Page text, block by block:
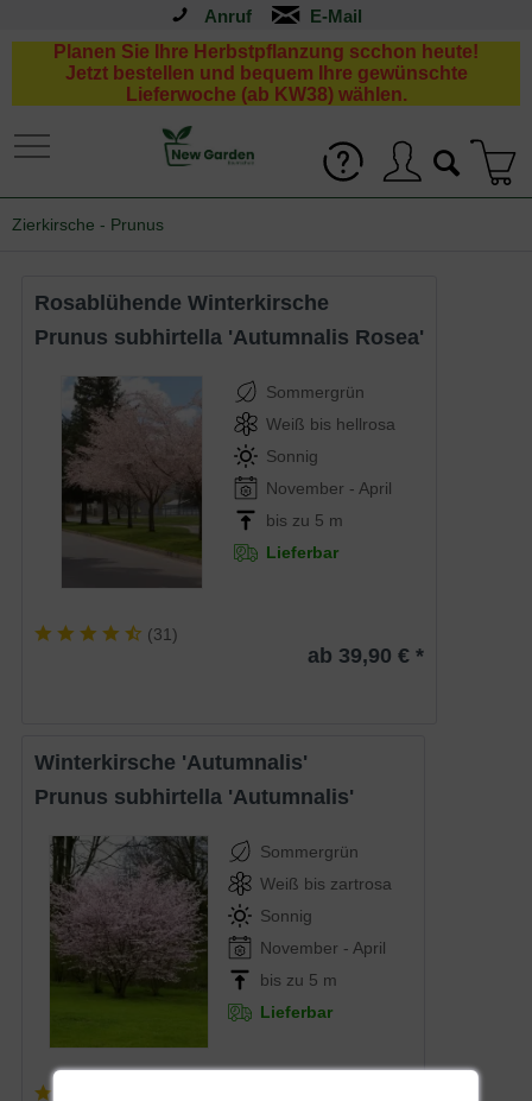
Anruf
Planen Sie Ihre Herbstpflanzung scchon heute!
Jetzt bestellen und bequem Ihre gewünschte
Lieferwoche (ab KW38) wählen.
Zierkirsche - Prunus
Rosablühende Winterkirsche
Prunus subhirtella 'Autumnalis Rosea'
Sommergrün
Weiß bis hellrosa
Sonnig
November - April
bis zu 5 m
Lieferbar
(31)
ab 39,90 € *
Winterkirsche 'Autumnalis'
Prunus subhirtella 'Autumnalis'
Sommergrün
Weiß bis zartrosa
Sonnig
November - April
bis zu 5 m
Lieferbar